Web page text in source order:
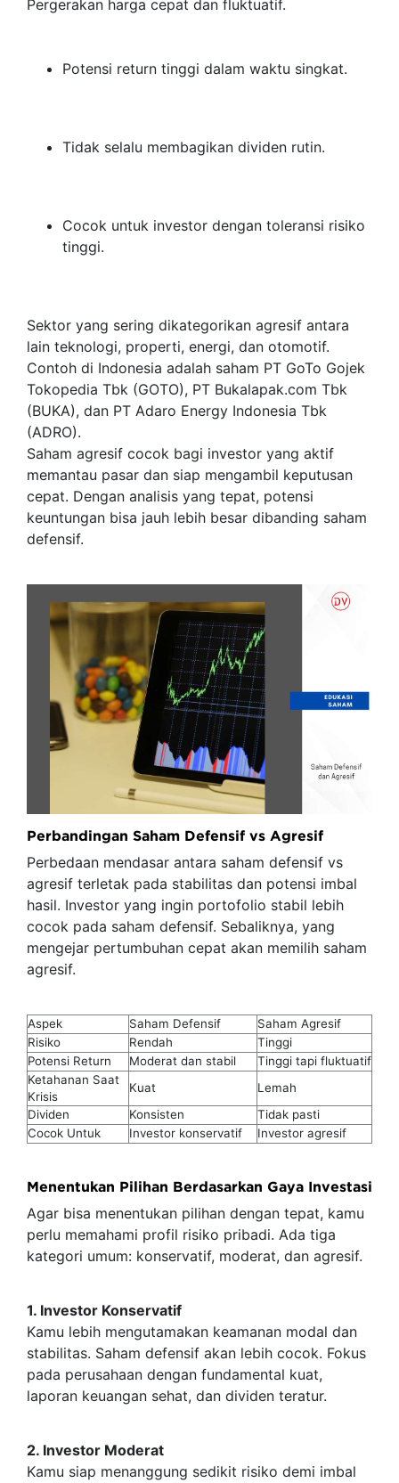
Pergerakan harga cepat dan fluktuatif.
Potensi return tinggi dalam waktu singkat.
Tidak selalu membagikan dividen rutin.
Cocok untuk investor dengan toleransi risiko
tinggi.
Sektor yang sering dikategorikan agresif antara
lain teknologi, properti, energi, dan otomotif.
Contoh di Indonesia adalah saham PT GoTo Gojek
Tokopedia Tbk (GOTO), PT Bukalapak.com Tbk
(BUKA), dan PT Adaro Energy Indonesia Tbk
(ADRO).
Saham agresif cocok bagi investor yang aktif
memantau pasar dan siap mengambil keputusan
cepat. Dengan analisis yang tepat, potensi
keuntungan bisa jauh lebih besar dibanding saham
defensif.
Perbandingan Saham Defensif vs Agresif
Perbedaan mendasar antara saham defensif vs
agresif terletak pada stabilitas dan potensi imbal
hasil. Investor yang ingin portofolio stabil lebih
cocok pada saham defensif. Sebaliknya, yang
mengejar pertumbuhan cepat akan memilih saham
agresif.
Aspek Saham Defensif
Saham Agresif
Risiko
Rendah
Tinggi
Potensi Return
Moderat dan stabil
Tinggi tapi fluktuatif
Ketahanan Saat
Krisis
Kuat
Lemah
Dividen
Konsisten
Tidak pasti
Cocok Untuk
Investor konservatif Investor agresif
Menentukan Pilihan Berdasarkan Gaya Investasi
Agar bisa menentukan pilihan dengan tepat, kamu
perlu memahami profil risiko pribadi. Ada tiga
kategori umum: konservatif, moderat, dan agresif.
1. Investor Konservatif
Kamu lebih mengutamakan keamanan modal dan
stabilitas. Saham defensif akan lebih cocok. Fokus
pada perusahaan dengan fundamental kuat,
laporan keuangan sehat, dan dividen teratur.
2. Investor Moderat
Kamu siap menanggung sedikit risiko demi imbal